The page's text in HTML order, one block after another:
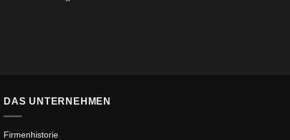
DAS UNTERNEHMEN
Firmenhistorie